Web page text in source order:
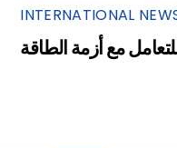
INTERNATIONAL
مع أزمة الطاقة